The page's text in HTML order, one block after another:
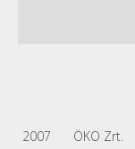
2007 ÖKO Zrt.